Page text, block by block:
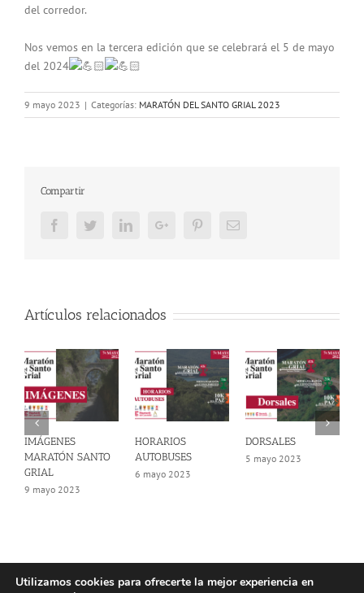
del corredor.
Nos vemos en la tercera edición que se celebrará el 5 de mayo
del 2024
9 mayo 2023 | Categorías: MARATÓN DEL SANTO GRIAL 2023
Compartir
FacebookTwitterLinkedInGoogle+ PinterestEmail
Artículos relacionados
IMÁGENES
MARATÓN SANTO
GRIAL
9 mayo 2023
HORARIOS
AUTOBUSES
6 mayo 2023
DORSALES
5 mayo 2023
Utilizamos cookies para ofrecerte la mejor experiencia en